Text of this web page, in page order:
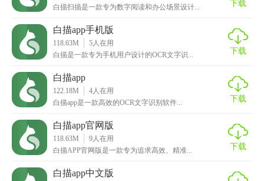
白描扫描是一款专为数字阅读和办公场景设计...
下载
白描app手机版
118.63M 5人在用
白描是一款专为手机用户设计的OCR文字识...
下载
白描app
122.18M 4人在用
白描app是一款高效的OCR文字识别软件...
下载
白描app官网版
118.63M 9人在用
白描APP官网版是一款专为追求高效、精准...
下载
白描app中文版